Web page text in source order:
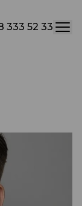
333 52 33